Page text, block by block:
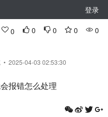
登录
0 0 0 0 0
• 2025-04-03 02:53:30
报错怎么处理